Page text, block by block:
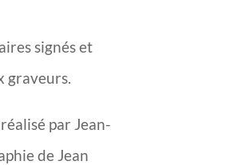
signés et
graveurs.
par Jean-
de Jean